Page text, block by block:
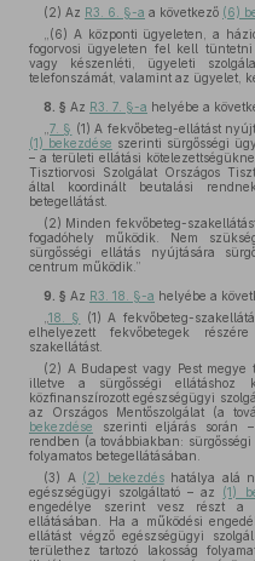
(2) Az R3. 6. §-a a következő (6)
„(6) A központi ügyeleten, a
fogorvosi ügyeleten fel kell tüntetni
vagy készenléti, ügyeleti
telefonszámát, valamint az ügyelet,
8. § Az R3. 7. §-a helyébe a
7. § (1) A fekvőbeteg-ellátást
(1) bekezdése szerinti sürgősségi
– a területi ellátási
Tisztiorvosi Szolgálat Országos
által koordinált beutalási
betegellátást.
(2) Minden fekvőbeteg-
fogadóhely működik. Nem
sürgősségi ellátás nyújtására
centrum működik.”
9. § Az R3. 18. §-a helyébe a
18. §
(1) A fekvőbeteg-
elhelyezett fekvőbetegek
szakellátást.
(2) A Budapest vagy Pest megye
illetve a sürgősségi ellátáshoz
közfinanszírozott egészségügyi
az Országos Mentőszolgálat (a
bekezdése szerinti eljárás során –
rendben (a továbbiakban:
folyamatos betegellátásában.
(3) A (2) bekezdéshatálya alá
egészségügyi szolgáltató – az (1)
engedélye szerint vesz részt a
ellátásában. Ha a működési
ellátást végző egészségügyi
területhez tartozó lakosság